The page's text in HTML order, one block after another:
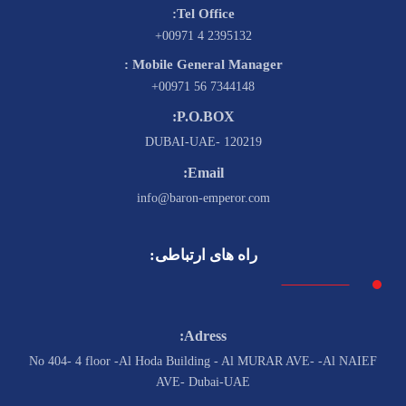
Tel Office:
2395132 4 00971+
Mobile General Manager :
7344148 56 00971+
P.O.BOX:
120219 -DUBAI-UAE
Email:
info@baron-emperor.com
راه های ارتباطی:
Adress:
No 404- 4 floor -Al Hoda Building - Al MURAR AVE- -Al NAIEF
AVE- Dubai-UAE